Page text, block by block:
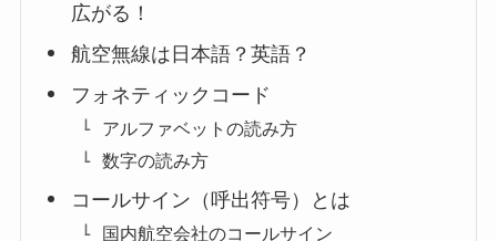
広がる！
航空無線は日本語？英語？
フォネティックコード
アルファベットの読み方
数字の読み方
コールサイン（呼出符号）とは
国内航空会社のコールサイン